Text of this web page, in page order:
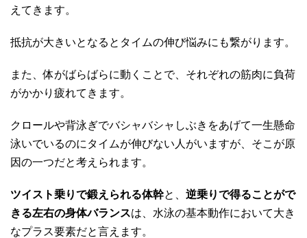
えてきます。
抵抗が大きいとなるとタイムの伸び悩みにも繋がります。
また、体がばらばらに動くことで、それぞれの筋肉に負荷
がかかり疲れてきます。
クロールや背泳ぎでバシャバシャしぶきをあげて一生懸命
泳いでいるのにタイムが伸びない人がいますが、そこが原
因の一つだと考えられます。
ツイスト乗りで鍛えられる体幹と、 逆乗りで得ることがで
きる左右の身体バランスは、水泳の基本動作において大き
なプラス要素だと言えます。